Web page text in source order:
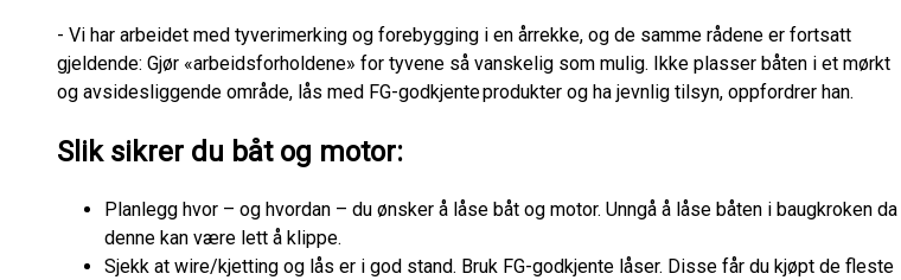
- Vi har arbeidet med tyverimerking og forebygging i en årrekke, og de samme rådene er fortsatt
gjeldende: Gjør «arbeidsforholdene» for tyvene så vanskelig som mulig. Ikke plasser båten i et mørkt
og avsidesliggende område, lås med FG-godkjente produkter og ha jevnlig tilsyn, oppfordrer han.
Slik sikrer du båt og motor:
Planlegg hvor – og hvordan – du ønsker å låse båt og motor. Unngå å låse båten i baugkroken da
denne kan være lett å klippe.
Sjekk at wire/kjetting og lås er i god stand. Bruk FG-godkjente låser. Disse får du kjøpt de fleste